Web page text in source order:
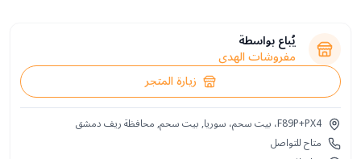
يُباع بواسطة
مفروشات الهدى
زيارة المتجر
F89P+PX4، بيت سحم، سوريا, بيت سحم, محافظة ريف دمشق
متاح للتواصل